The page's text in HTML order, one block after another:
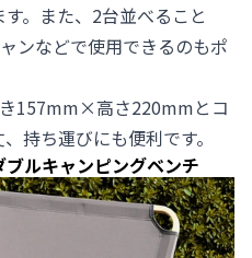
。また、2台並べること
ンなどで使用できるのもポ
157mm×高さ220mmとコ
持ち運びにも便利です。
ルキャンピングベンチ